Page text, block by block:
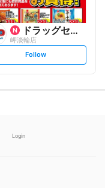
ドラッグセイムス
岬淡輪店
s
t
Follow
Login